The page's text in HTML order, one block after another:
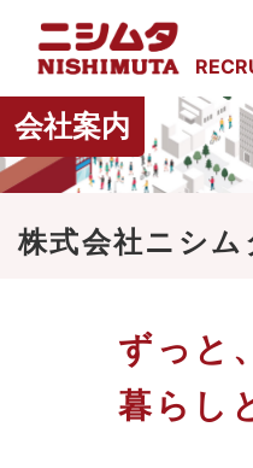
会社案内
株式会社ニシム
ずっと
暮らし